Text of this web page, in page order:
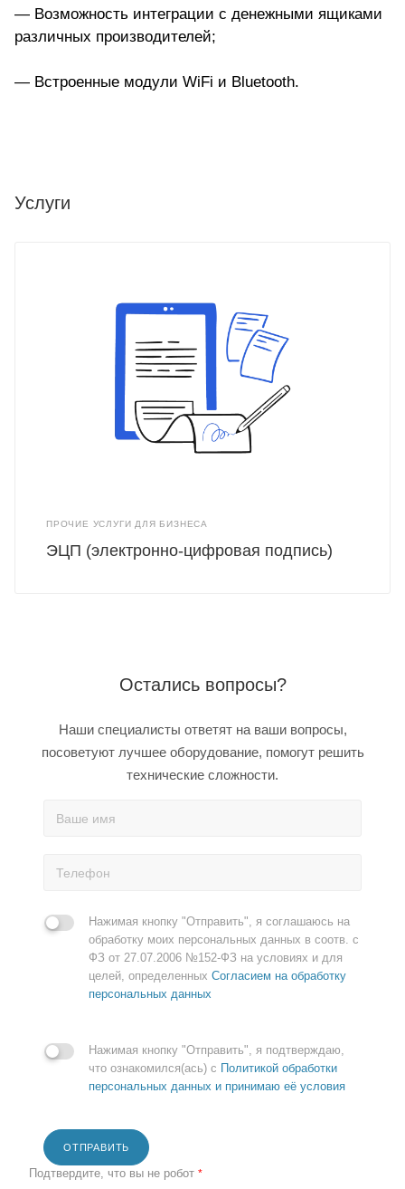
— Возможность интеграции с денежными ящиками
различных производителей;
— Встроенные модули WiFi и Bluetooth.
Услуги
ПРОЧИЕ УСЛУГИ ДЛЯ БИЗНЕСА
ЭЦП (электронно-цифровая подпись)
Остались вопросы?
Наши специалисты ответят на ваши вопросы,
посоветуют лучшее оборудование, помогут решить
технические сложности.
Нажимая кнопку "Отправить", я соглашаюсь на
обработку моих персональных данных в соотв. с
ФЗ от 27.07.2006 №152-ФЗ на условиях и для
целей, определенных Согласием на обработку
персональных данных
Нажимая кнопку "Отправить", я подтверждаю,
что ознакомился(ась) с Политикой обработки
персональных данных и принимаю её условия
ОТПРАВИТЬ
Подтвердите, что вы не робот *